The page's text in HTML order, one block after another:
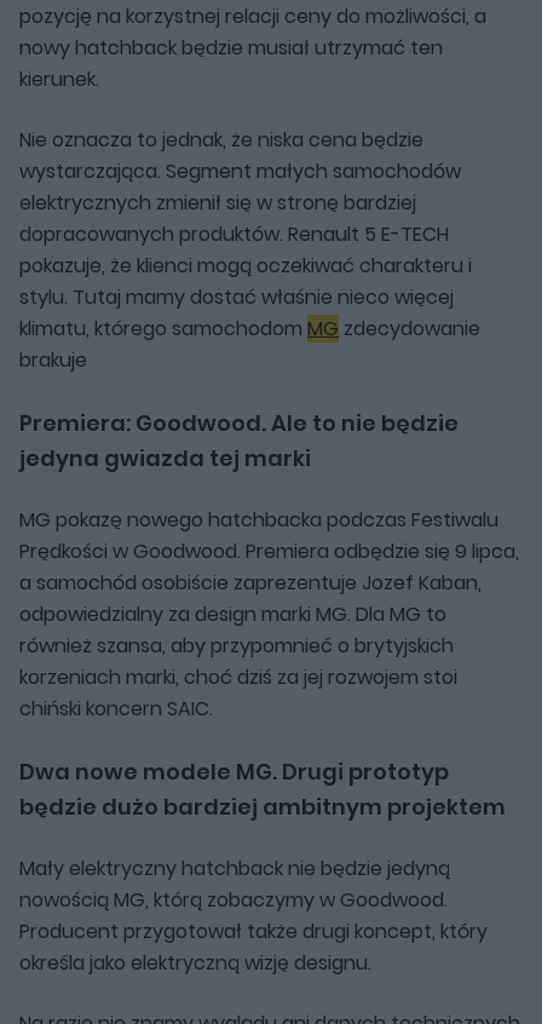
pozycję na korzystnej relacji ceny do możliwości, a
nowy hatchback będzie musiał utrzymać ten
kierunek.
Nie oznacza to jednak, że niska cena będzie
wystarczająca. Segment małych samochodów
elektrycznych zmienił się w stronę bardziej
dopracowanych produktów. Renault 5 E-TECH
pokazuje, że klienci mogą oczekiwać charakteru i
stylu. Tutaj mamy dostać właśnie nieco więcej
klimatu, którego samochodom MG zdecydowanie
brakuje
Premiera: Goodwood. Ale to nie będzie
jedyna gwiazda tej marki
MG pokazę nowego hatchbacka podczas Festiwalu
Prędkości w Goodwood. Premiera odbędzie się 9 lipca,
a samochód osobiście zaprezentuje Jozef Kaban,
odpowiedzialny za design marki MG. Dla MG to
również szansa, aby przypomnieć o brytyjskich
korzeniach marki, choć dziś za jej rozwojem stoi
chiński koncern SAIC.
Dwa nowe modele MG. Drugi prototyp
będzie dużo bardziej ambitnym projektem
Mały elektryczny hatchback nie będzie jedyną
nowością MG, którą zobaczymy w Goodwood.
Producent przygotował także drugi koncept, który
określa jako elektryczną wizję designu.